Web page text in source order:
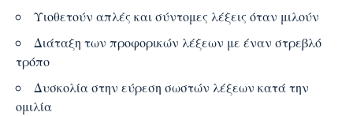
Υιοθετούν απλές και σύντομες λέξεις όταν μιλούν
Διάταξη των προφορικών λέξεων με έναν στρεβλό
τρόπο
Δυσκολία στην εύρεση σωστών λέξεων κατά την
ομιλία